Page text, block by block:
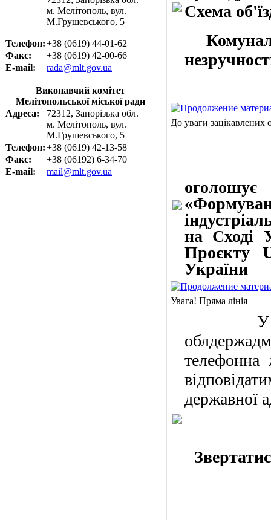
м. Мелітополь, вул.
М.Грушевського, 5
Телефон:+38 (0619) 44-01-62
Факс:
+38 (0619) 42-00-66
E-mail:
rada@mlt.gov.ua
Виконавчий комітет
Мелітопольської міської ради
Адреса:
72312, Запорізька обл.
м. Мелітополь, вул.
М.Грушевського, 5
Телефон:+38 (0619) 42-13-58
Факс:
+38 (06192) 6-34-70
E-mail:
mail@mlt.gov.ua
Схема
До уваги зацікавлених
на Сході
Проєкту
України
Увага! Пряма лінія
У
телефонна
державної